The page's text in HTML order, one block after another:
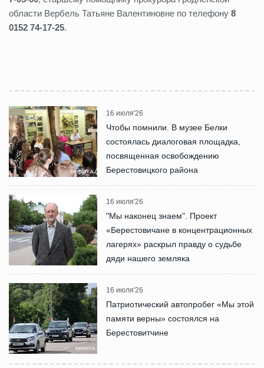
области Вербель Татьяне Валентиновне по телефону 8
0152 74-17-25.
16 июля'26
Чтобы помнили. В музее Белки
состоялась диалоговая площадка,
посвященная освобождению
Берестовицкого района
16 июля'26
"Мы наконец знаем". Проект
«Берестовичане в концентрационных
лагерях» раскрыл правду о судьбе
дяди нашего земляка
16 июля'26
Патриотический автопробег «Мы этой
памяти верны» состоялся на
Берестовитчине